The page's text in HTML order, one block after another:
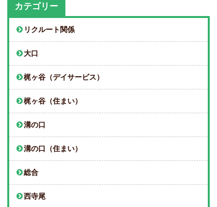
カテゴリー
リクルート関係
大口
梶ヶ谷（デイサービス）
梶ヶ谷（住まい）
溝の口
溝の口（住まい）
総合
西寺尾